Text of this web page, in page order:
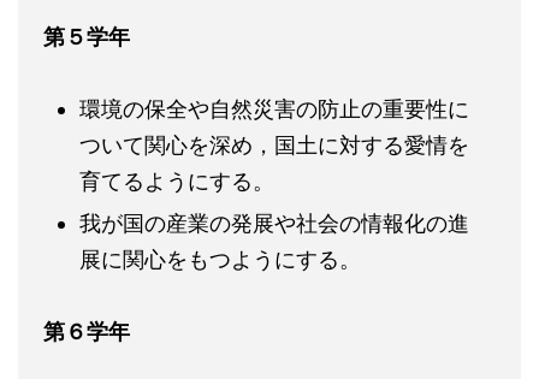
第５学年
環境の保全や自然災害の防止の重要性に
ついて関心を深め，国土に対する愛情を
育てるようにする。
我が国の産業の発展や社会の情報化の進
展に関心をもつようにする。
第６学年